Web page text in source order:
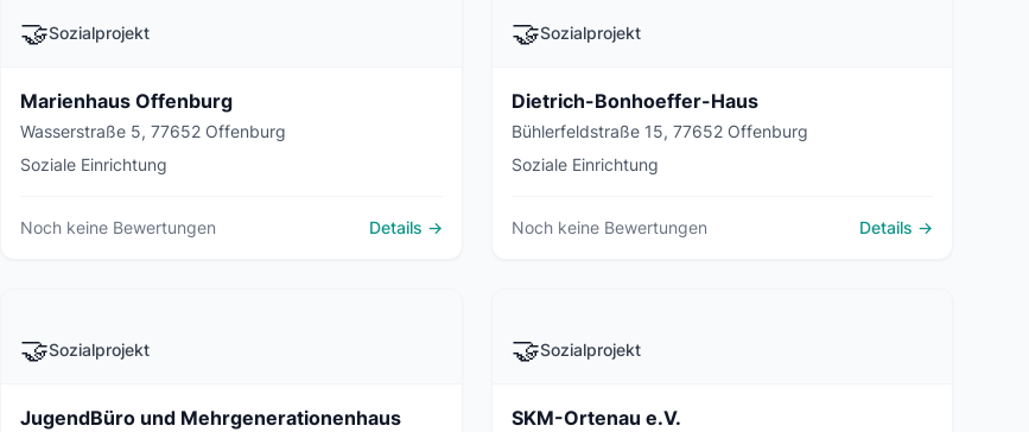
🤝Sozialprojekt
Marienhaus Offenburg
Wasserstraße 5, 77652 Offenburg
Soziale Einrichtung
Noch keine Bewertungen Details →
🤝Sozialprojekt
Dietrich-Bonhoeffer-Haus
Bühlerfeldstraße 15, 77652 Offenburg
Soziale Einrichtung
Noch keine Bewertungen Details →
🤝Sozialprojekt
JugendBüro und Mehrgenerationenhaus
🤝Sozialprojekt
SKM-Ortenau e.V.